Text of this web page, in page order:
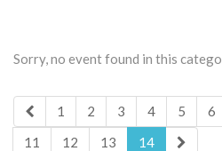
Sorry, no event found in this
1 2 3 4 5 6
11
12 13 14